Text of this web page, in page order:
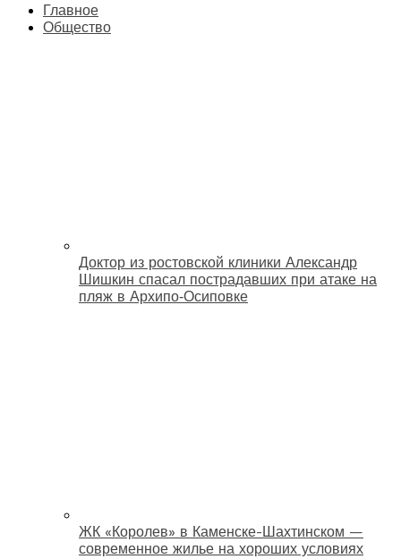
Главное
Общество
Доктор из ростовской клиники Александр
Шишкин спасал пострадавших при атаке на
пляж в Архипо‑Осиповке
ЖК «Королев» в Каменске-Шахтинском —
современное жилье на хороших условиях